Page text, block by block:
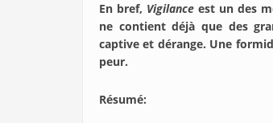
En bref, Vigilance est un des
ne contient déjà que des
captive et dérange. Une
peur.
Résumé: